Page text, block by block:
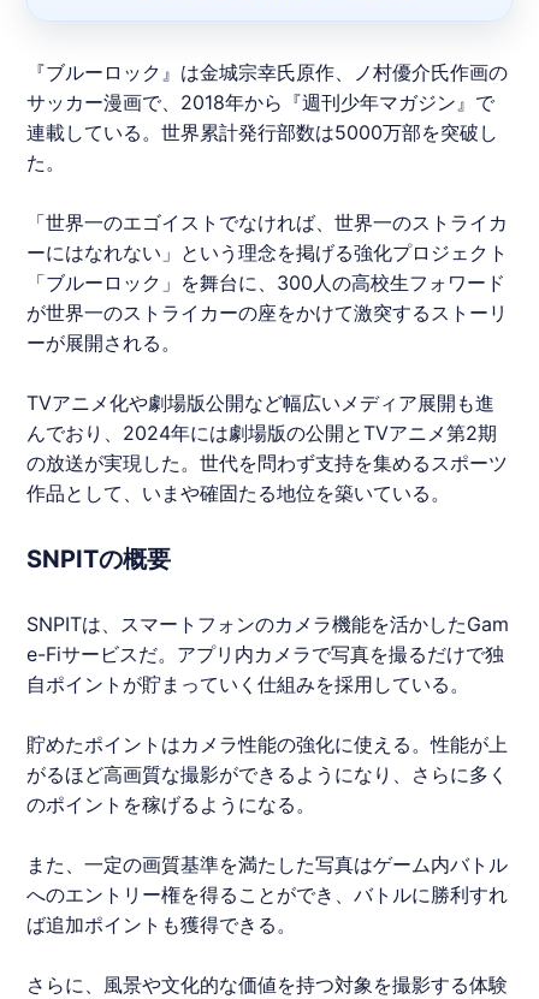
『ブルーロック 』は金城宗幸氏原作、ノ村優介氏作画の
サッカー漫画で、2018年から『週刊少年マガジン』で
連載している。世界累計発行部数は5000万部を突破し
た。
「世界一のエゴイストでなければ、世界一のストライカ
ーにはなれない」という理念を掲げる強化プロジェクト
「ブルーロック 」を舞台に、300人の高校生フォワード
が世界一のストライカーの座をかけて激突するストーリ
ーが展開される。
TVアニメ化や劇場版公開など幅広いメディア展開も進
んでおり、2024年には劇場版の公開とTVアニメ第2期
の放送が実現した。世代を問わず支持を集めるスポーツ
作品として、いまや確固たる地位を築いている。
SNPITの概要
SNPITは、スマートフォンのカメラ機能を活かしたGam
e-Fiサービスだ。アプリ内カメラで写真を撮るだけで独
自ポイントが貯まっていく仕組みを採用している。
貯めたポイントはカメラ性能の強化に使える。性能が上
がるほど高画質な撮影ができるようになり、さらに多く
のポイントを稼げるようになる。
また、一定の画質基準を満たした写真はゲーム内バトル
へのエントリー権を得ることができ、バトルに勝利すれ
ば追加ポイントも獲得できる。
さらに、風景や文化的な価値を持つ対象を撮影する体験